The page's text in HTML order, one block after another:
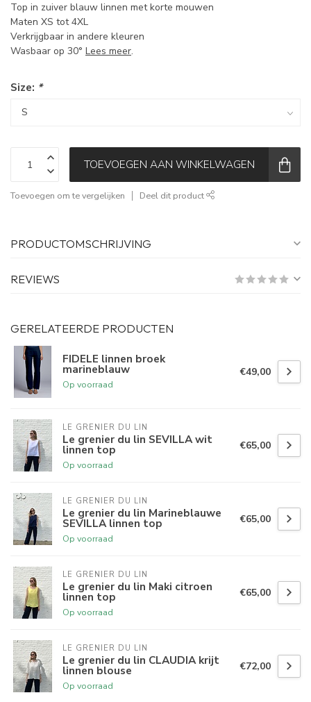
Top in zuiver blauw linnen met korte mouwen
Maten XS tot 4XL
Verkrijgbaar in andere kleuren
Wasbaar op 30° Lees meer.
Size: *
TOEVOEGEN AAN WINKELWAGEN
Toevoegen om te vergelijken Deel dit product
PRODUCTOMSCHRIJVING
REVIEWS
GERELATEERDE PRODUCTEN
FIDELE linnen broek
marineblauw
Op voorraad
€49,00
LE GRENIER DU LIN
Le grenier du lin SEVILLA wit
linnen top
Op voorraad
€65,00
LE GRENIER DU LIN
Le grenier du lin Marineblauwe
SEVILLA linnen top
Op voorraad
€65,00
LE GRENIER DU LIN
Le grenier du lin Maki citroen
linnen top
Op voorraad
€65,00
LE GRENIER DU LIN
Le grenier du lin CLAUDIA krijt
linnen blouse
Op voorraad
€72,00